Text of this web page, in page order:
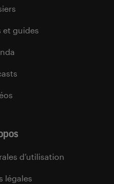
et guides
d’utilisation
légales